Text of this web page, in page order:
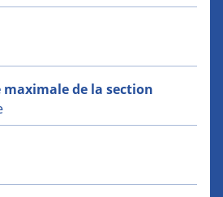
de la section